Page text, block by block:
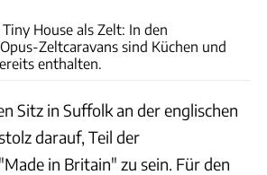
House als Zelt: In den
Zeltcaravans sind Küchen und
enthalten.
Sitz in Suffolk an der englischen
darauf, Teil der
in Britain" zu sein. Für den